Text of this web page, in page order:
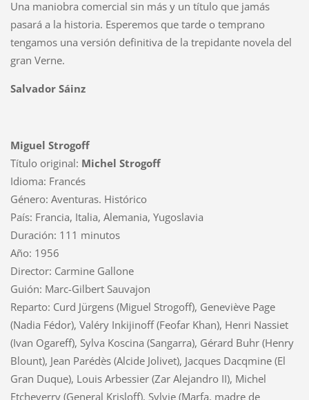
Una maniobra comercial sin más y un título que jamás
pasará a la historia. Esperemos que tarde o temprano
tengamos una versión definitiva de la trepidante novela del
gran Verne.
Salvador Sáinz
Miguel Strogoff
Título original: Michel Strogoff
Idioma: Francés
Género: Aventuras. Histórico
País: Francia, Italia, Alemania, Yugoslavia
Duración: 111 minutos
Año: 1956
Director: Carmine Gallone
Guión: Marc-Gilbert Sauvajon
Reparto: Curd Jürgens (Miguel Strogoff), Geneviève Page
(Nadia Fédor), Valéry Inkijinoff (Feofar Khan), Henri Nassiet
(Ivan Ogareff), Sylva Koscina (Sangarra), Gérard Buhr (Henry
Blount), Jean Parédès (Alcide Jolivet), Jacques Dacqmine (El
Gran Duque), Louis Arbessier (Zar Alejandro II), Michel
Etcheverry (General Krisloff), Sylvie (Marfa, madre de